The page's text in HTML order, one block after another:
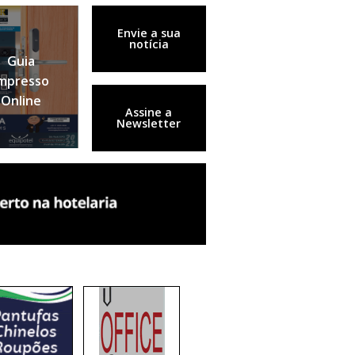
Guia
Online
Envie a sua
notícia
Assine a
Newsletter